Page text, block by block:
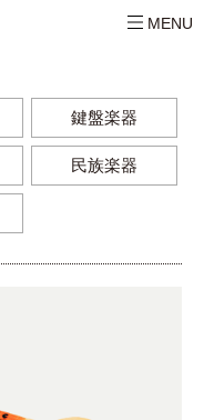
MENU
鍵盤楽器
民族楽器